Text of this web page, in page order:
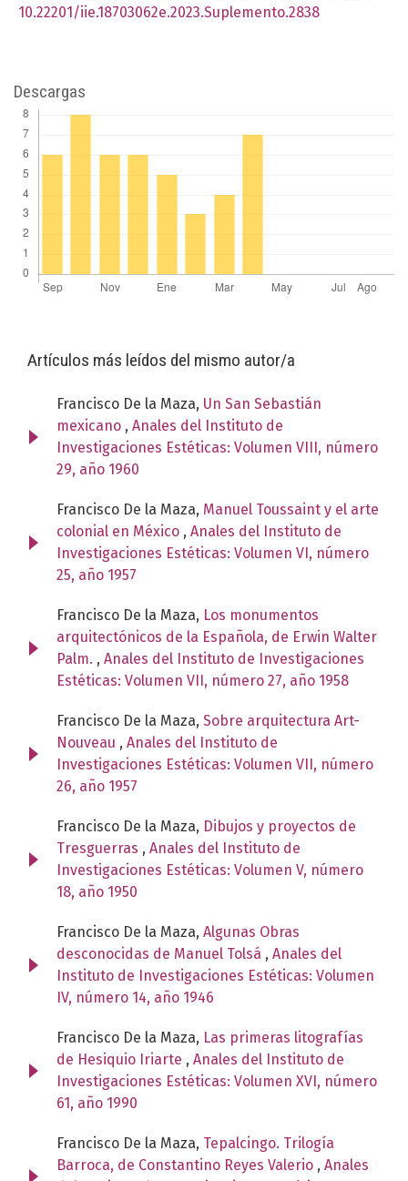
10.22201/iie.18703062e.2023.Suplemento.2838
Descargas
Artículos más leídos del mismo autor/a
Francisco De la Maza, Un San Sebastián
mexicano , Anales del Instituto de
Investigaciones Estéticas: Volumen VIII, número
29, año 1960
Francisco De la Maza, Manuel Toussaint y el arte
colonial en México , Anales del Instituto de
Investigaciones Estéticas: Volumen VI, número
25, año 1957
Francisco De la Maza, Los monumentos
arquitectónicos de la Española, de Erwin Walter
Palm. , Anales del Instituto de Investigaciones
Estéticas: Volumen VII, número 27, año 1958
Francisco De la Maza, Sobre arquitectura Art-
Nouveau , Anales del Instituto de
Investigaciones Estéticas: Volumen VII, número
26, año 1957
Francisco De la Maza, Dibujos y proyectos de
Tresguerras , Anales del Instituto de
Investigaciones Estéticas: Volumen V, número
18, año 1950
Francisco De la Maza, Algunas Obras
desconocidas de Manuel Tolsá , Anales del
Instituto de Investigaciones Estéticas: Volumen
IV, número 14, año 1946
Francisco De la Maza, Las primeras litografías
de Hesiquio Iriarte , Anales del Instituto de
Investigaciones Estéticas: Volumen XVI, número
61, año 1990
Francisco De la Maza, Tepalcingo. Trilogía
Barroca, de Constantino Reyes Valerio , Anales